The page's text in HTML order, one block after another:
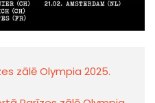
zālē Olympia 2025.